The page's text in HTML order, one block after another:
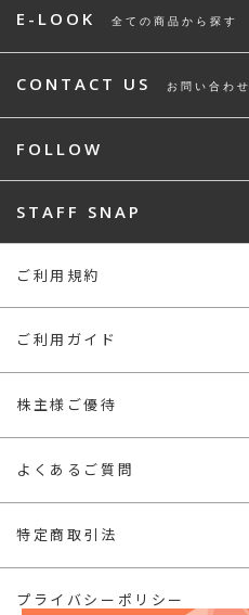
E-LOOK 全ての商品から探す
CONTACT US お問い合わせ
FOLLOW
STAFF SNAP
ご利用規約
ご利用ガイド
株主様ご優待
よくあるご質問
特定商取引法
プライバシーポリシー